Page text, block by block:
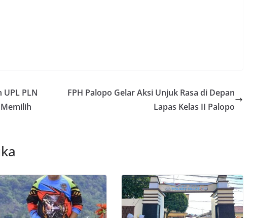
PLN
FPH Palopo Gelar Aksi Unjuk Rasa di Depan
Lapas Kelas II Palopo